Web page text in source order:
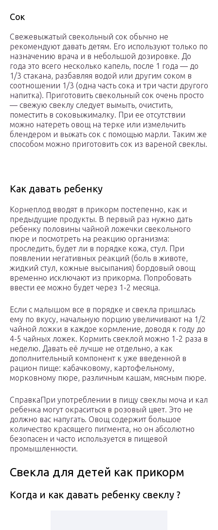
Сок
Свежевыжатый свекольный сок обычно не
рекомендуют давать детям. Его используют только по
назначению врача и в небольшой дозировке. До
года это всего несколько капель, после 1 года — до
1/3 стакана, разбавляя водой или другим соком в
соотношении 1/3 (одна часть сока и три части другого
напитка). Приготовить свекольный сок очень просто
— свежую свеклу следует вымыть, очистить,
поместить в соковыжималку. При ее отсутствии
можно натереть овощ на терке или измельчить
блендером и выжать сок с помощью марли. Таким же
способом можно приготовить сок из вареной свеклы.
Как давать ребенку
Корнеплод вводят в прикорм постепенно, как и
предыдущие продукты. В первый раз нужно дать
ребенку половины чайной ложечки свекольного
пюре и посмотреть на реакцию организма:
проследить, будет ли в порядке кожа, стул. При
появлении негативных реакций (боль в животе,
жидкий стул, кожные высыпания) бордовый овощ
временно исключают из прикорма. Попробовать
ввести ее можно будет через 1-2 месяца.
Если с малышом все в порядке и свекла пришлась
ему по вкусу, начальную порцию увеличивают на 1/2
чайной ложки в каждое кормление, доводя к году до
4-5 чайных ложек. Кормить свеклой можно 1-2 раза в
неделю. Давать её лучше не отдельно, а как
дополнительный компонент к уже введенной в
рацион пище: кабачковому, картофельному,
морковному пюре, различным кашам, мясным пюре.
СправкаПри употреблении в пищу свеклы моча и кал
ребенка могут окраситься в розовый цвет. Это не
должно вас напугать. Овощ содержит большое
количество красящего пигмента, но он абсолютно
безопасен и часто используется в пищевой
промышленности.
Свекла для детей как прикорм
Когда и как давать ребенку свеклу ?